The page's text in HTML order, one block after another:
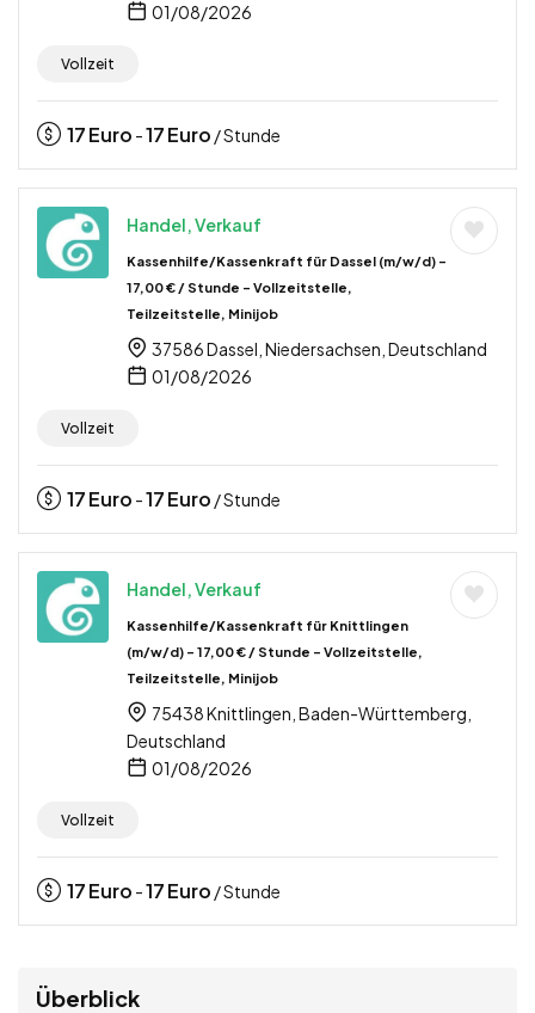
01/08/2026
Vollzeit
17Euro -17Euro / Stunde
Handel, Verkauf
Kassenhilfe/Kassenkraft für Dassel (m/w/d) –
17,00 € / Stunde – Vollzeitstelle,
Teilzeitstelle, Minijob
37586 Dassel, Niedersachsen, Deutschland
01/08/2026
Vollzeit
17Euro -17Euro / Stunde
Handel, Verkauf
Kassenhilfe/Kassenkraft für Knittlingen
(m/w/d) – 17,00 € / Stunde – Vollzeitstelle,
Teilzeitstelle, Minijob
75438 Knittlingen, Baden-Württemberg,
Deutschland
01/08/2026
Vollzeit
17Euro -17Euro / Stunde
Überblick